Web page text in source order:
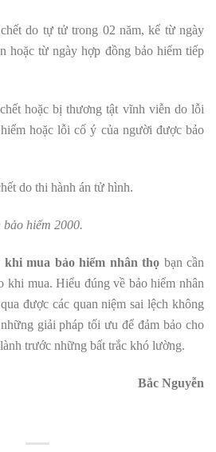
do tự tử trong 02 năm, kể từ ngày
hoặc từ ngày hợp đồng bảo hiểm tiếp
hoặc bị thương tật vĩnh viễn do lỗi
hoặc lỗi cố ý của người được bảo
do thi hành án tử hình.
hiểm 2000.
mua bảo hiểm nhân thọ bạn cần
khi mua. Hiểu đúng về bảo hiểm nhân
được các quan niệm sai lệch không
giải pháp tối ưu để đảm bảo cho
trước những bất trắc khó lường.
Bắc Nguyễn